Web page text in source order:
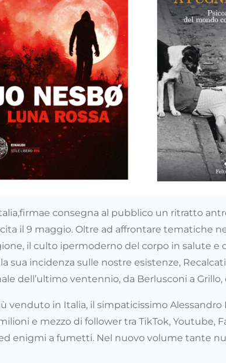
consegna al pubblico un ritratto
il 9 maggio. Oltre ad affrontare tematiche
il culto ipermoderno del corpo in salute e
sua incidenza sulle nostre esistenze,
dell’ultimo ventennio, da Berlusconi a Grillo,
venduto in Italia, il simpaticissimo Alessandro
e mezzo di follower tra TikTok, Youtube,
enigmi a fumetti. Nel nuovo volume tante